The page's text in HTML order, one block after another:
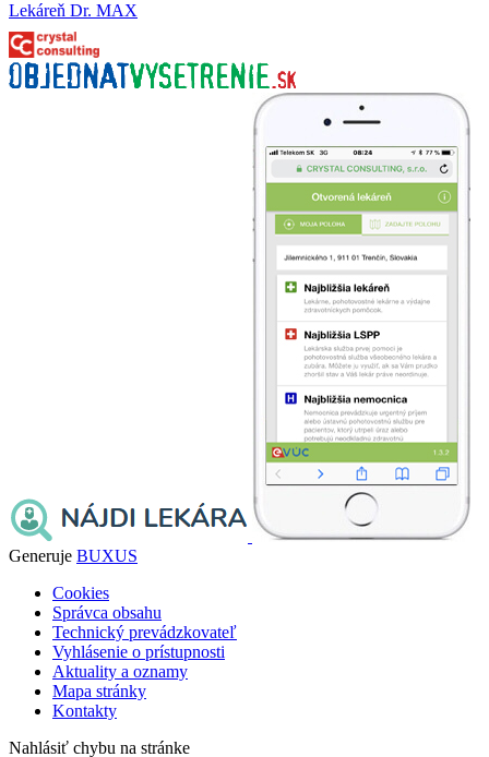
Lekáreň Dr. MAX
Generuje BUXUS
Cookies
Správca obsahu
Technický prevádzkovateľ
Vyhlásenie o prístupnosti
Aktuality a oznamy
Mapa stránky
Kontakty
Nahlásiť chybu na stránke